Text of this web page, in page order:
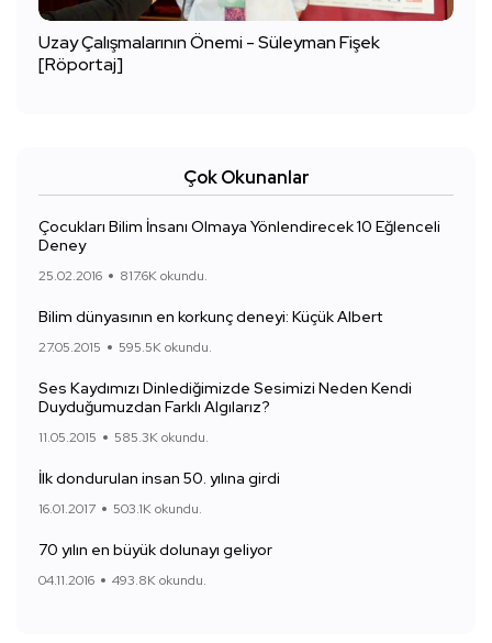
Uzay Çalışmalarının Önemi - Süleyman Fişek
[Röportaj]
Çok Okunanlar
Çocukları Bilim İnsanı Olmaya Yönlendirecek 10 Eğlenceli
Deney
25.02.2016 817.6K okundu.
Bilim dünyasının en korkunç deneyi: Küçük Albert
27.05.2015 595.5K okundu.
Ses Kaydımızı Dinlediğimizde Sesimizi Neden Kendi
Duyduğumuzdan Farklı Algılarız?
11.05.2015 585.3K okundu.
İlk dondurulan insan 50. yılına girdi
16.01.2017 503.1K okundu.
70 yılın en büyük dolunayı geliyor
04.11.2016 493.8K okundu.